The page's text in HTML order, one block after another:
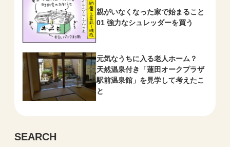
親がいなくなった家で始まること
01 強力なシュレッダーを買う
元気なうちに入る老人ホーム？
天然温泉付き「蓮田オークプラザ
駅前温泉館」を見学して考えたこ
と
SEARCH